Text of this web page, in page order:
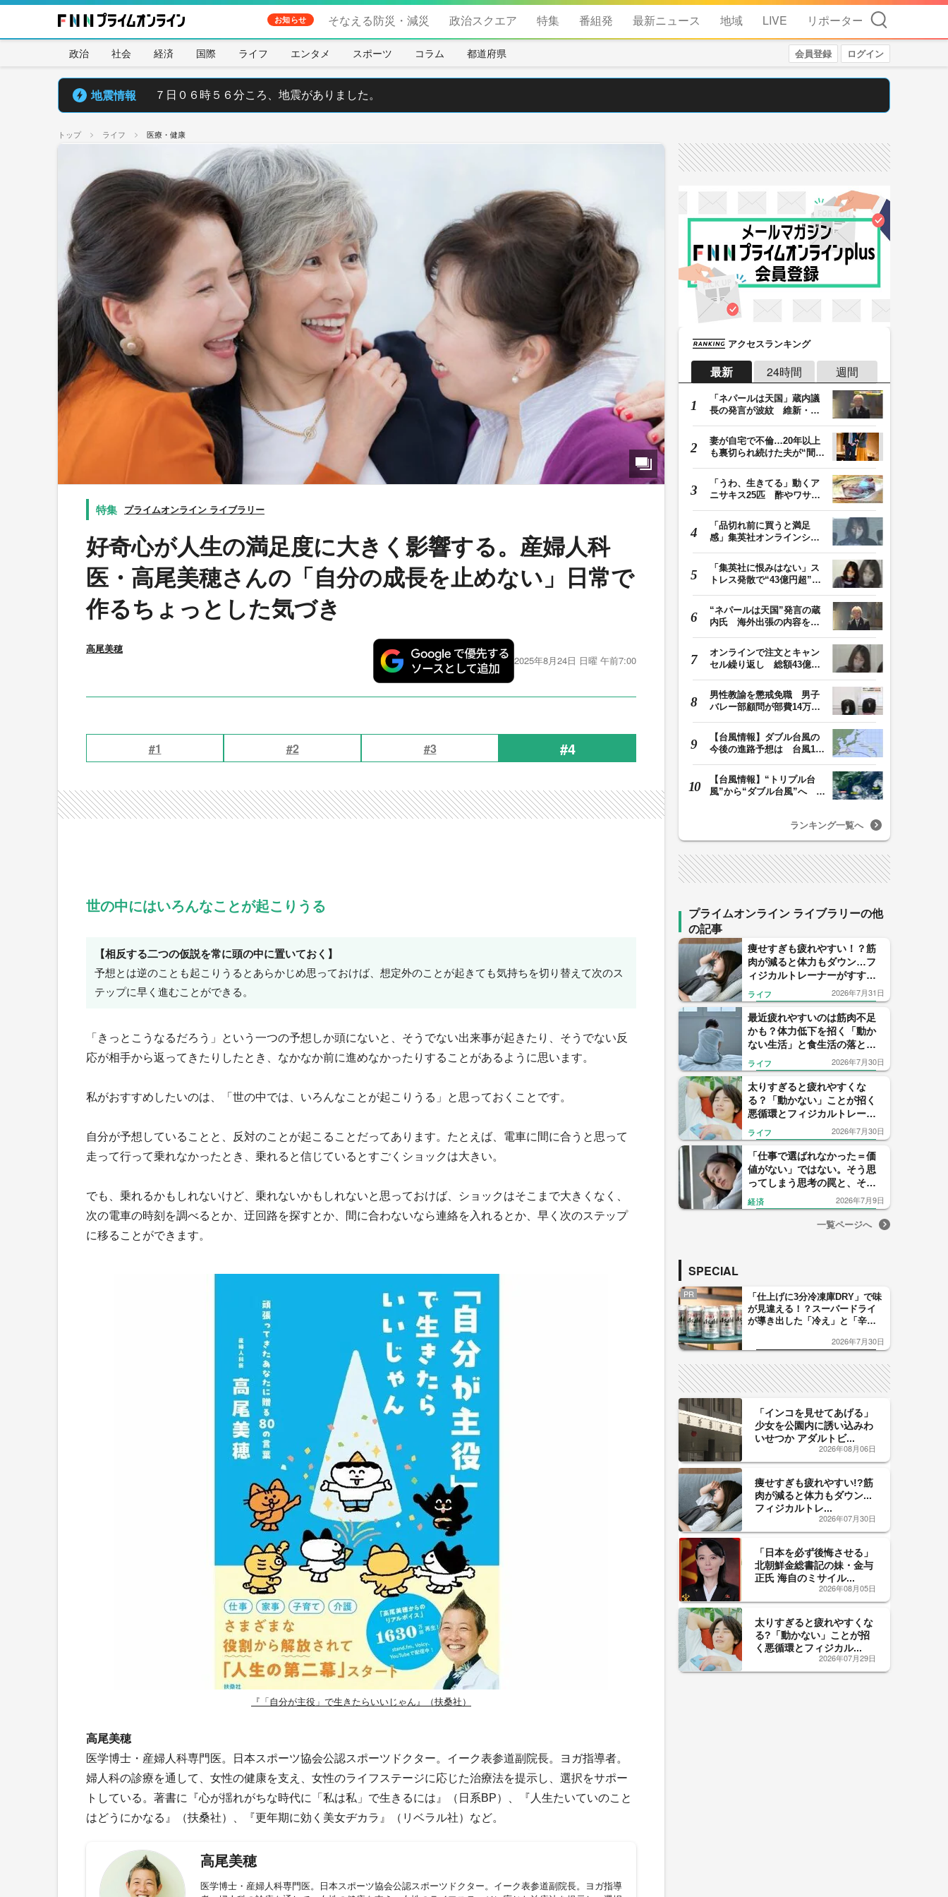
お知らせ そなえる防災・減災 政治スクエア 特集 番組発 最新ニュース 地域 LIVE リポーター 検索
政治 社会 経済 国際 ライフ エンタメ スポーツ コラム 都道府県 会員登録 ログイン
地震情報 ７日０６時５６分ころ、地震がありました。
トップ ライフ 医療・健康
プライムオンライン ライブラリー
好奇心が人生の満足度に大きく影響する。産婦人科
医・高尾美穂さんの「自分の成長を止めない」日常で
作るちょっとした気づき
高尾美穂
2025年8月24日 日曜 午前7:00
#1 #2 #3 #4
世の中にはいろんなことが起こりうる
【相反する二つの仮説を常に頭の中に置いておく】
予想とは逆のことも起こりうるとあらかじめ思っておけば、想定外のことが起きても気持ちを切り替えて次のス
テップに早く進むことができる。
「きっとこうなるだろう」という一つの予想しか頭にないと、そうでない出来事が起きたり、そうでない反
応が相手から返ってきたりしたとき、なかなか前に進めなかったりすることがあるように思います。
私がおすすめしたいのは、「世の中では、いろんなことが起こりうる」と思っておくことです。
自分が予想していることと、反対のことが起こることだってあります。たとえば、電車に間に合うと思って
走って行って乗れなかったとき、乗れると信じているとすごくショックは大きい。
でも、乗れるかもしれないけど、乗れないかもしれないと思っておけば、ショックはそこまで大きくなく、
次の電車の時刻を調べるとか、迂回路を探すとか、間に合わないなら連絡を入れるとか、早く次のステップ
に移ることができます。
『「自分が主役」で生きたらいいじゃん』（扶桑社）
高尾美穂
医学博士・産婦人科専門医。日本スポーツ協会公認スポーツドクター。イーク表参道副院長。ヨガ指導者。
婦人科の診療を通して、女性の健康を支え、女性のライフステージに応じた治療法を提示し、選択をサポー
トしている。著書に『心が揺れがちな時代に「私は私」で生きるには』（日系BP）、『人生たいていのこと
はどうにかなる』（扶桑社）、『更年期に効く美女ヂカラ』（リベラル社）など。
高尾美穂
医学博士・産婦人科専門医。日本スポーツ協会公認スポーツドクター。イーク表参道副院長。ヨガ指導
アクセスランキング
最新 24時間 週間
「ネパールは天国」蔵内議
長の発言が波紋 維新・吉
妻が自宅で不倫…20年以上
も裏切られ続けた夫が“間
「うわ、生きてる」動くア
ニサキス25匹 酢やワサビ
「品切れ前に買うと満足
感」集英社オンラインショ
「集英社に恨みはない」ス
トレス発散で“43億円超”の
“ネパールは天国”発言の蔵
内氏 海外出張の内容を説
オンラインで注文とキャン
セル繰り返し 総額43億円
男性教諭を懲戒免職 男子
バレー部顧問が部費14万円
【台風情報】ダブル台風の
今後の進路予想は 台風13
【台風情報】“トリプル台
風”から“ダブル台風”へ 13
ランキング一覧へ
プライムオンライン ライブラリーの他
の記事
痩せすぎも疲れやすい！？筋
肉が減ると体力もダウン…フ
ィジカルトレーナーがすすめ
る1日1回の5大たんぱく源の習
慣
ライフ 2026年7月31日
最近疲れやすいのは筋肉不足
かも？体力低下を招く「動か
ない生活」と食生活の落とし
穴
ライフ 2026年7月30日
太りすぎると疲れやすくな
る？「動かない」ことが招く
悪循環とフィジカルトレーナ
ーが教える1日8000歩のすすめ
ライフ 2026年7月30日
「仕事で選ばれなかった＝価
値がない」ではない。そう思
ってしまう思考の罠と、その
先にある可能性
経済 2026年7月9日
一覧ページへ
SPECIAL
PR
「仕上げに3分冷凍庫DRY」で味
が見違える！？スーパードライ
が導き出した「冷え」と「辛
した「辛口カーブ」が飲み頃の
2026年7月30日
「インコを見せてあげる」
少女を公園内に誘い込みわ
いせつか アダルトビ...
2026年08月06日
痩せすぎも疲れやすい!?筋
肉が減ると体力もダウン...
フィジカルトレ...
2026年07月30日
「日本を必ず後悔させる」
北朝鮮金総書記の妹・金与
正氏 海自のミサイル...
2026年08月05日
太りすぎると疲れやすくな
る?「動かない」ことが招
く悪循環とフィジカル...
2026年07月29日